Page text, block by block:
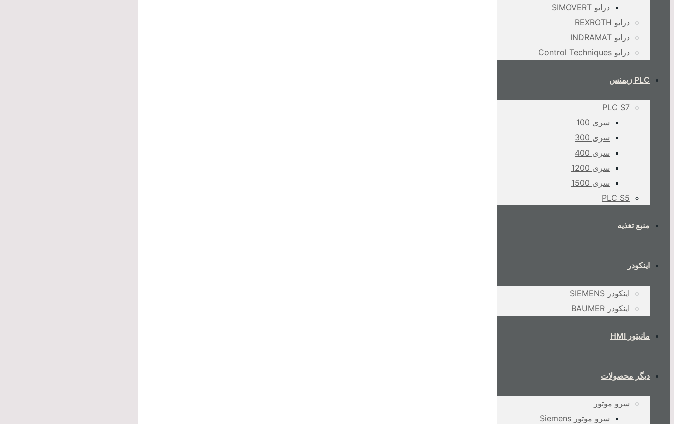
درایو SIMOVERT
درایو REXROTH
درایو INDRAMAT
درایو Control Techniques
PLC زیمنس
PLC S7
سری 100
سری 300
سری 400
سری 1200
سری 1500
PLC S5
منبع تغذیه
اینکودر
اینکودر SIEMENS
اینکودر BAUMER
مانیتور HMI
دیگر محصولات
سرو موتور
سرو موتور Siemens